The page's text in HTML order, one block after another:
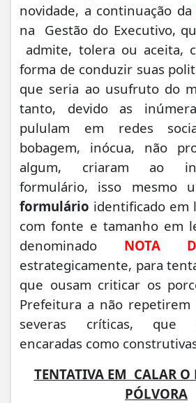
novidade, a continuação da
na Gestão do Executivo,
admite, tolera ou aceita,
forma de conduzir suas
que seria ao usufruto do
tanto, devido as
pululam em redes
bobagem, inócua, não
algum, criaram ao
formulário, isso mesmo
formulário identificado em
com fonte e tamanho em
denominado NOTA
estrategicamente, para
que ousam criticar os
Prefeitura a não repetirem
severas críticas, que
encaradas como
TENTATIVA EM CALAR O
PÓLVORA